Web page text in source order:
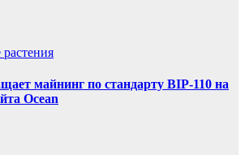
майнинг по стандарту BIP-110 на
Ocean